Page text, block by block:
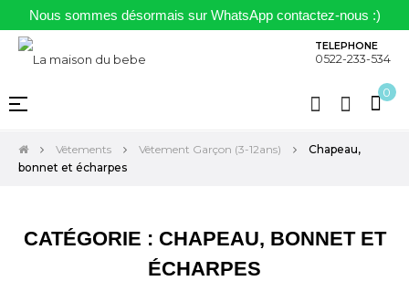
Nous sommes désormais sur WhatsApp contactez-nous :)
TELEPHONE
0522-233-534
0
Basculer
navigation
☰
Vêtements Vêtement Garçon (3-12ans)
Chapeau,
bonnet et écharpes
CATÉGORIE : CHAPEAU, BONNET ET
ÉCHARPES